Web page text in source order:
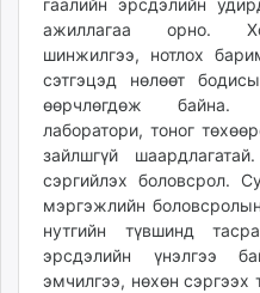
гаалийн эрсдэлийн
ажиллагаа орно.
шинжилгээ, нотлох
сэтгэцэд нөлөөт
өөрчлөгдөж байна.
лаборатори, тоног
зайлшгүй
сэргийлэх боловсрол.
мэргэжлийн
нутгийн түвшинд
эрсдэлийн үнэлгээ
эмчилгээ, нөхөн сэргээх